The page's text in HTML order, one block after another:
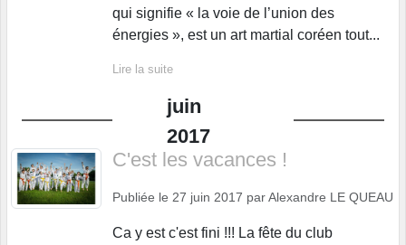
qui signifie « la voie de l’union des
énergies », est un art martial coréen tout...
Lire la suite
juin
2017
C'est les vacances !
Publiée le 27 juin 2017 parAlexandre LE QUEAU
Ca y est c'est fini !!! La fête du club